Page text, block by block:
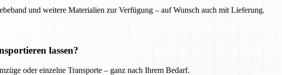
und weitere Materialien zur Verfügung – auf Wunsch auch mit Lieferung.
lassen?
oder einzelne Transporte – ganz nach Ihrem Bedarf.